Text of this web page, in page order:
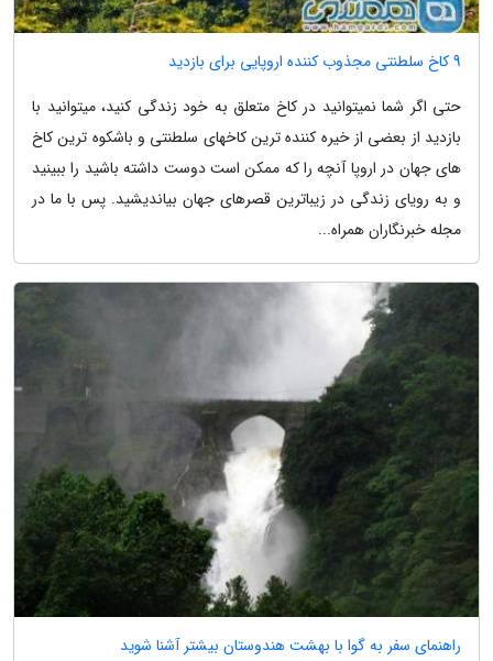
9 کاخ سلطنتی مجذوب کننده اروپایی برای بازدید
حتی اگر شما نمیتوانید در کاخ متعلق به خود زندگی کنید، میتوانید با
بازدید از بعضی از خیره کننده ترین کاخهای سلطنتی و باشکوه ترین کاخ
های جهان در اروپا آنچه را که ممکن است دوست داشته باشید را ببینید
و به رویای زندگی در زیباترین قصرهای جهان بیاندیشید. پس با ما در
مجله خبرنگاران همراه...
راهنمای سفر به گوا با بهشت هندوستان بیشتر آشنا شوید